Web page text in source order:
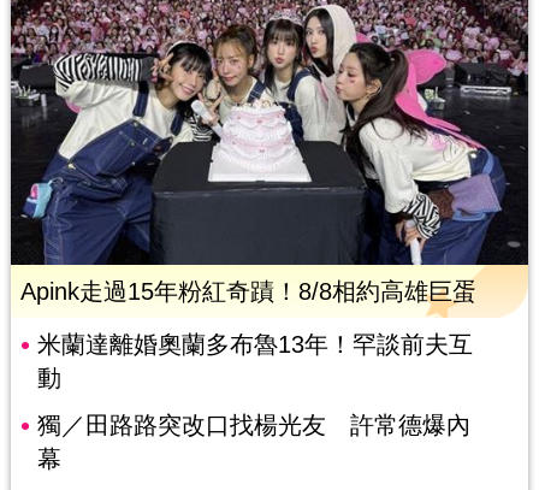
Apink走過15年粉紅奇蹟！8/8相約高雄巨蛋
米蘭達離婚奧蘭多布魯13年！罕談前夫互
動
獨／田路路突改口找楊光友 許常德爆內
幕